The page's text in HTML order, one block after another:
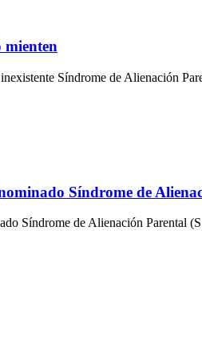
mienten
Síndrome de Alienación
Síndrome de
Síndrome de Alienación Parental